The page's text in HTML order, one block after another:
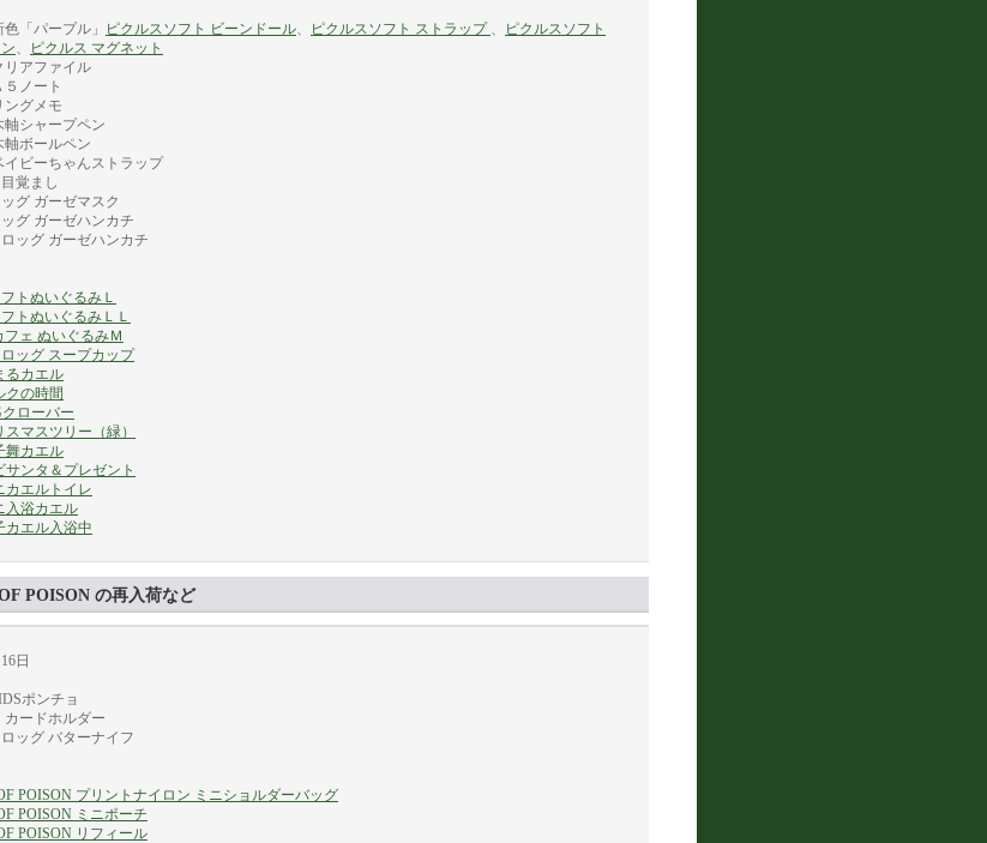
「パープル」
ピクルスソフト ビーンドール、 ピクルスソフト ストラップ 、
ピクルスソフト
、
ピクルス マグネット
リアファイル
５ノート
ングメモ
軸シャープペン
軸ボールペン
イビーちゃんストラップ
覚まし
グ ガーゼマスク
グ ガーゼハンカチ
ッグ ガーゼハンカチ
トぬいぐるみＬ
トぬいぐるみＬＬ
フェ ぬいぐるみＭ
ッグ スープカップ
るカエル
クの時間
ローバー
マスツリー（緑）
舞カエル
サンタ＆プレゼント
カエルトイレ
入浴カエル
カエル入浴中
POISON の再入荷など
日
ポンチョ
カードホルダー
ッグ バターナイフ
POISON プリントナイロン ミニショルダーバッグ
POISON ミニポーチ
POISON リフィール